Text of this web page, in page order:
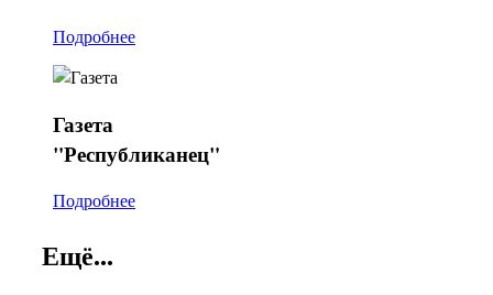
Подробнее
Газета
"Республиканец"
Подробнее
Ещё...